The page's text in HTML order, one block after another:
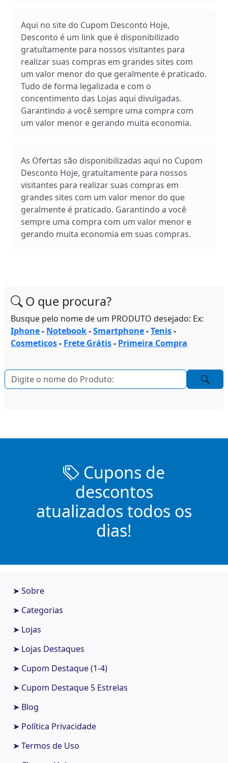
Aqui no site do Cupom Desconto Hoje,
Desconto é um link que é disponibilizado
gratuítamente para nossos visitantes para
realizar suas compras em grandes sites com
um valor menor do que geralmente é praticado.
Tudo de forma legalizada e com o
concentimento das Lojas aqui divulgadas.
Garantindo a você sempre uma compra com
um valor menor e gerando muita economia.
As Ofertas são disponibilizadas aqui no Cupom
Desconto Hoje, gratuítamente para nossos
visitantes para realizar suas compras em
grandes sites com um valor menor do que
geralmente é praticado. Garantindo a você
sempre uma compra com um valor menor e
gerando muita economia em suas compras.
O que procura?
Busque pelo nome de um PRODUTO desejado: Ex:
Iphone- Notebook-Smartphone-Tenis-
Cosmeticos- Frete Grátis- Primeira Compra
Cupons de
descontos
atualizados todos os
dias!
➤ Sobre
➤ Categorias
➤ Lojas
➤ Lojas Destaques
➤ Cupom Destaque (1-4)
➤ Cupom Destaque 5 Estrelas
➤ Blog
➤ Política Privacidade
➤ Termos de Uso